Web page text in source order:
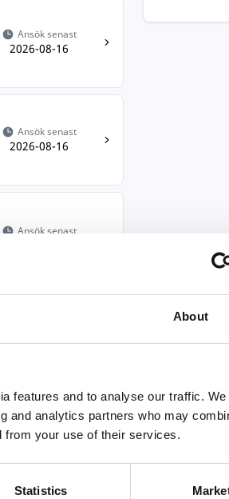
About
features and to analyse our traffic.
and analytics partners who may
from your use of their services.
Statistics
Ansök senast
2026-08-16
Ansök senast
2026-08-16
Ansök senast
2026-08-23
Ansök senast